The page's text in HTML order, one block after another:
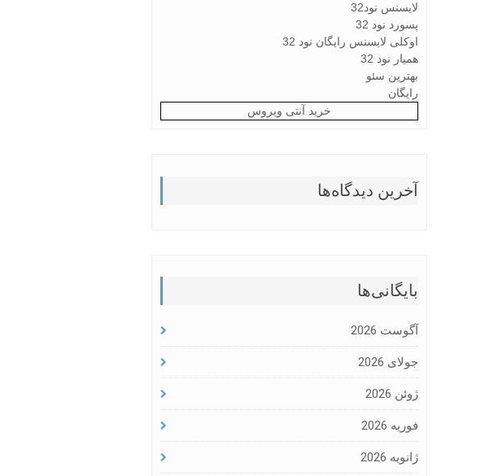
لایسنس نود32
پسورد نود 32
اوکلی لایسنس رایگان نود 32
همیار نود 32
بهترین سئو
رایگان
خرید آنتی ویروس
آخرین دیدگاه‌ها
بایگانی‌ها
آگوست 2026
جولای 2026
ژوئن 2026
فوریه 2026
ژانویه 2026